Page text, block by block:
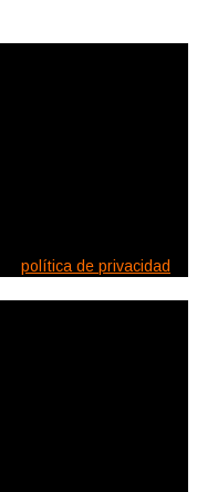
política de privacidad